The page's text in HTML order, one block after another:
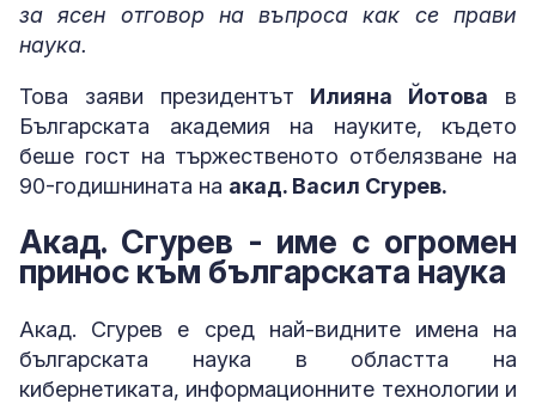
за ясен отговор на въпроса как се прави
наука.
Това заяви президентът Илияна Йотова в
Българската академия на науките, където
беше гост на тържественото отбелязване на
90-годишнината на акад. Васил Сгурев.
Акад. Сгурев - име с огромен
принос към българската наука
Акад. Сгурев е сред най-видните имена на
българската наука в областта на
кибернетиката, информационните технологии и